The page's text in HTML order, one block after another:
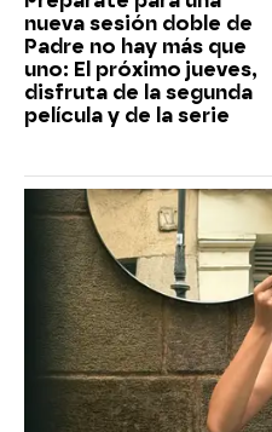
nueva sesión doble de
Padre no hay más que
uno: El próximo jueves,
disfruta de la segunda
película y de la serie